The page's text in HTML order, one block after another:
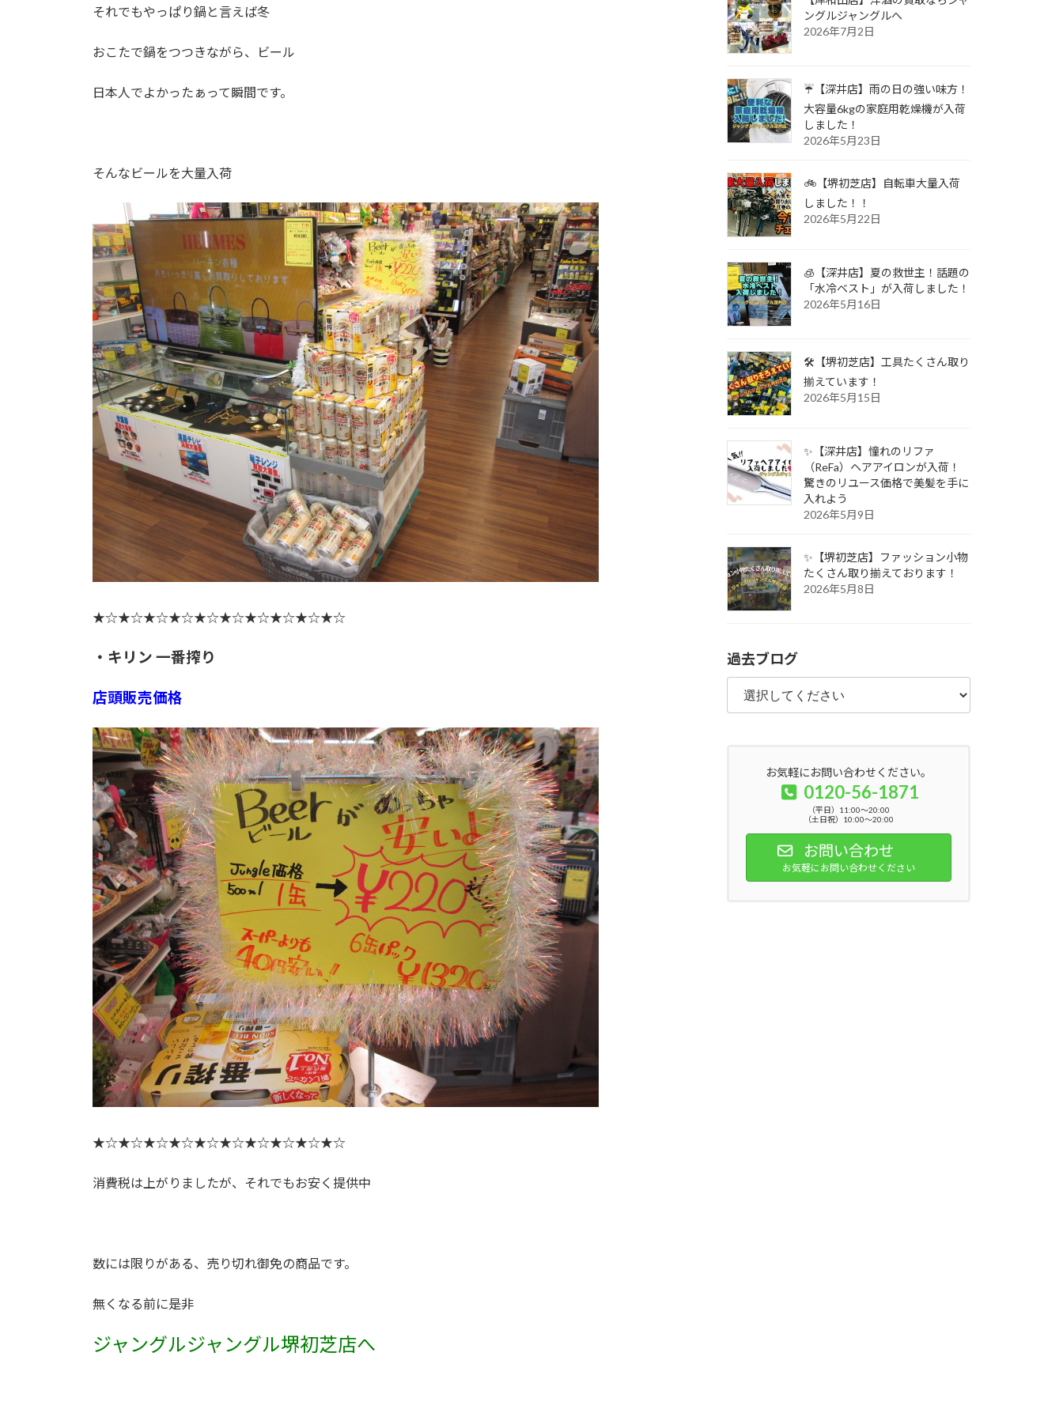
それでもやっぱり鍋と言えば冬
おこたで鍋をつつきながら、ビール
日本人でよかったぁって瞬間です。
そんなビールを大量入荷
★☆★☆★☆★☆★☆★☆★☆★☆★☆★☆
・キリン 一番搾り
店頭販売価格
★☆★☆★☆★☆★☆★☆★☆★☆★☆★☆
消費税は上がりましたが、それでもお安く提供中
数には限りがある、売り切れ御免の商品です。
無くなる前に是非
ジャングルジャングル堺初芝店へ
ングルジャングルへ
2026年7月2日
☔【深井店】雨の日の強い味方！
大容量6kgの家庭用乾燥機が入荷
しました！
2026年5月23日
🚲【堺初芝店】自転車大量入荷
しました！！
2026年5月22日
🧊【深井店】夏の救世主！話題の
「水冷ベスト」が入荷しました！
2026年5月16日
🛠️【堺初芝店】工具たくさん取り
揃えています！
2026年5月15日
✨【深井店】憧れのリファ
（ReFa）ヘアアイロンが入荷！
驚きのリユース価格で美髪を手に
入れよう
2026年5月9日
✨【堺初芝店】ファッション小物
たくさん取り揃えております！
2026年5月8日
過去ブログ
お気軽にお問い合わせください。
0120-56-1871
（平日）11:00～20:00
（土日祝）10:00～20:00
お問い合わせ
お気軽にお問い合わせください